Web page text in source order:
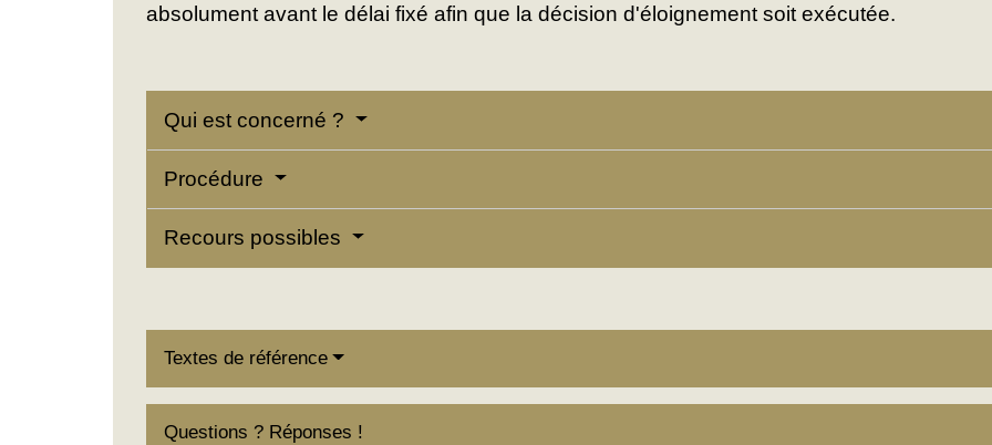
absolument avant le délai fixé afin que la décision d'éloignement soit exécutée.
Qui est concerné ?
Procédure
Recours possibles
Textes de référence
Questions ? Réponses !